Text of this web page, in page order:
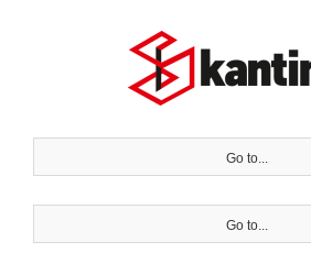
Go to...
Go to...